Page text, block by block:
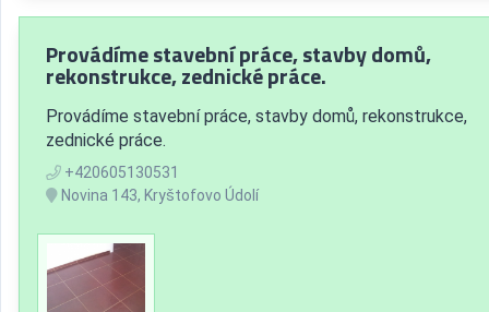
Provádíme stavební práce, stavby domů,
rekonstrukce, zednické práce.
Provádíme stavební práce, stavby domů, rekonstrukce,
zednické práce.
+420605130531
Novina 143, Kryštofovo Údolí